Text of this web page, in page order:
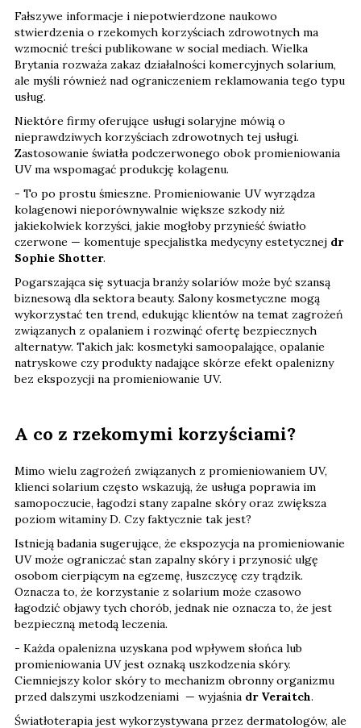
Fałszywe informacje i niepotwierdzone naukowo
stwierdzenia o rzekomych korzyściach zdrowotnych ma
wzmocnić treści publikowane w social mediach. Wielka
Brytania rozważa zakaz działalności komercyjnych solarium,
ale myśli również nad ograniczeniem reklamowania tego typu
usług.
Niektóre firmy oferujące usługi solaryjne mówią o
nieprawdziwych korzyściach zdrowotnych tej usługi.
Zastosowanie światła podczerwonego obok promieniowania
UV ma wspomagać produkcję kolagenu.
- To po prostu śmieszne. Promieniowanie UV wyrządza
kolagenowi nieporównywalnie większe szkody niż
jakiekolwiek korzyści, jakie mogłoby przynieść światło
czerwone — komentuje specjalistka medycyny estetycznej dr
Sophie Shotter.
Pogarszająca się sytuacja branży solariów może być szansą
biznesową dla sektora beauty. Salony kosmetyczne mogą
wykorzystać ten trend, edukując klientów na temat zagrożeń
związanych z opalaniem i rozwinąć ofertę bezpiecznych
alternatyw. Takich jak: kosmetyki samoopalające, opalanie
natryskowe czy produkty nadające skórze efekt opalenizny
bez ekspozycji na promieniowanie UV.
A co z rzekomymi korzyściami?
Mimo wielu zagrożeń związanych z promieniowaniem UV,
klienci solarium często wskazują, że usługa poprawia im
samopoczucie, łagodzi stany zapalne skóry oraz zwiększa
poziom witaminy D. Czy faktycznie tak jest?
Istnieją badania sugerujące, że ekspozycja na promieniowanie
UV może ograniczać stan zapalny skóry i przynosić ulgę
osobom cierpiącym na egzemę, łuszczycę czy trądzik.
Oznacza to, że korzystanie z solarium może czasowo
łagodzić objawy tych chorób, jednak nie oznacza to, że jest
bezpieczną metodą leczenia.
- Każda opalenizna uzyskana pod wpływem słońca lub
promieniowania UV jest oznaką uszkodzenia skóry.
Ciemniejszy kolor skóry to mechanizm obronny organizmu
przed dalszymi uszkodzeniami — wyjaśnia dr Veraitch.
Światłoterapia jest wykorzystywana przez dermatologów, ale